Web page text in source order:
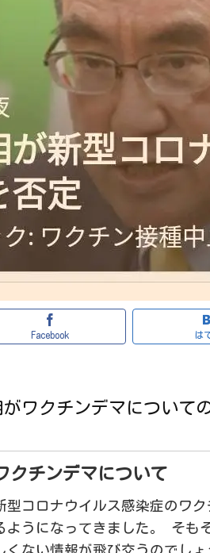
Facebook は
ワクチンデマについて
クチンデマについて
型コロナウイルス感染症のワ
ようになってきました。 そも